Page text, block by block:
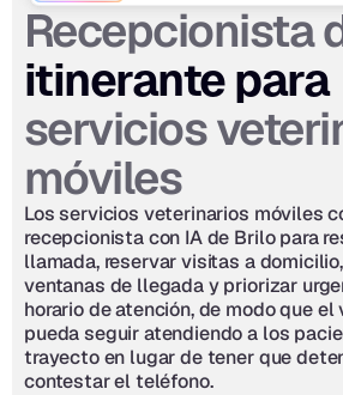
Recepcionista
itinerante para
servicios
móviles
Los servicios veterinarios móviles
recepcionista con IA de Brilo para
llamada, reservar visitas a
ventanas de llegada y priorizar
horario de atención, de modo que
pueda seguir atendiendo a los
trayecto en lugar de tener que
contestar el teléfono.